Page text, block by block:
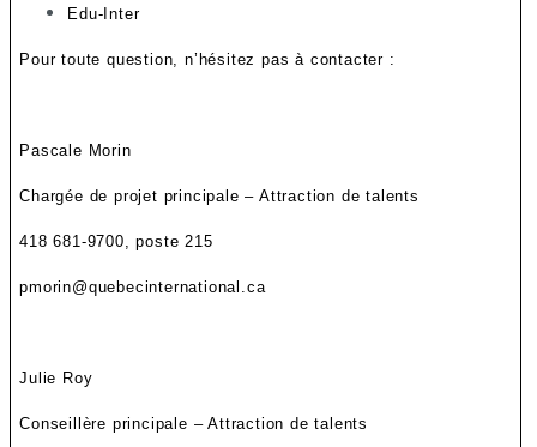
Edu-Inter
Pour toute question, n’hésitez pas à contacter :
Pascale Morin
Chargée de projet principale – Attraction de talents
418 681-9700, poste 215
pmorin@quebecinternational.ca
Julie Roy
Conseillère principale – Attraction de talents